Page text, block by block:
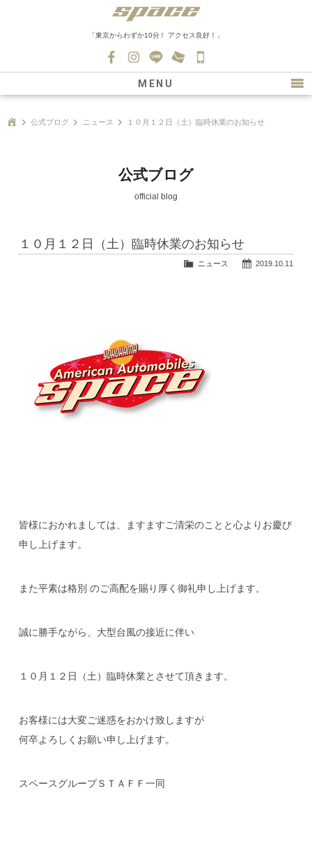
「東京からわずか10分！ アクセス良好！」
0139
MENU
新車情報
在庫車情報
ファクトリー
公式ブログ ニュース １０月１２日（土）臨時休業のお知らせ
公式ブログ
official blog
１０月１２日（土）臨時休業のお知らせ
2019.10.11
ニュース
皆様におかれましては、ますますご清栄のことと心よりお慶び
申し上げます。
また平素は格別 のご高配を賜り厚く御礼申し上げます。
誠に勝手ながら、大型台風の接近に伴い
１０月１２日（土）臨時休業とさせて頂きます。
お客様には大変ご迷惑をおかけ致しますが
何卒よろしくお願い申し上げます。
スペースグループＳＴＡＦＦ一同